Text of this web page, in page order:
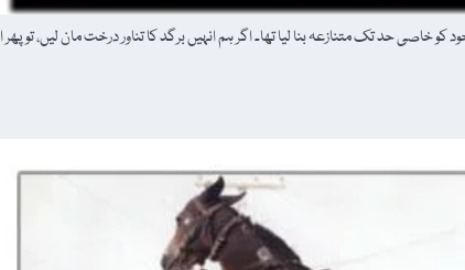
حد تک متنازعہ بنا لیا تھا۔ اگر ہم انہیں برگد کا تناور درخت مان لیں، تو